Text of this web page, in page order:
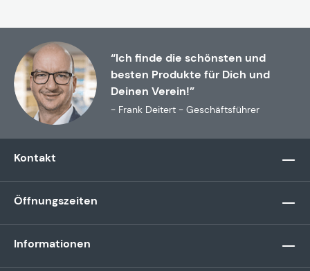
“Ich finde die schönsten und
besten Produkte für Dich und
Deinen Verein!”
- Frank Deitert - Geschäftsführer
Kontakt
Öffnungszeiten
Informationen